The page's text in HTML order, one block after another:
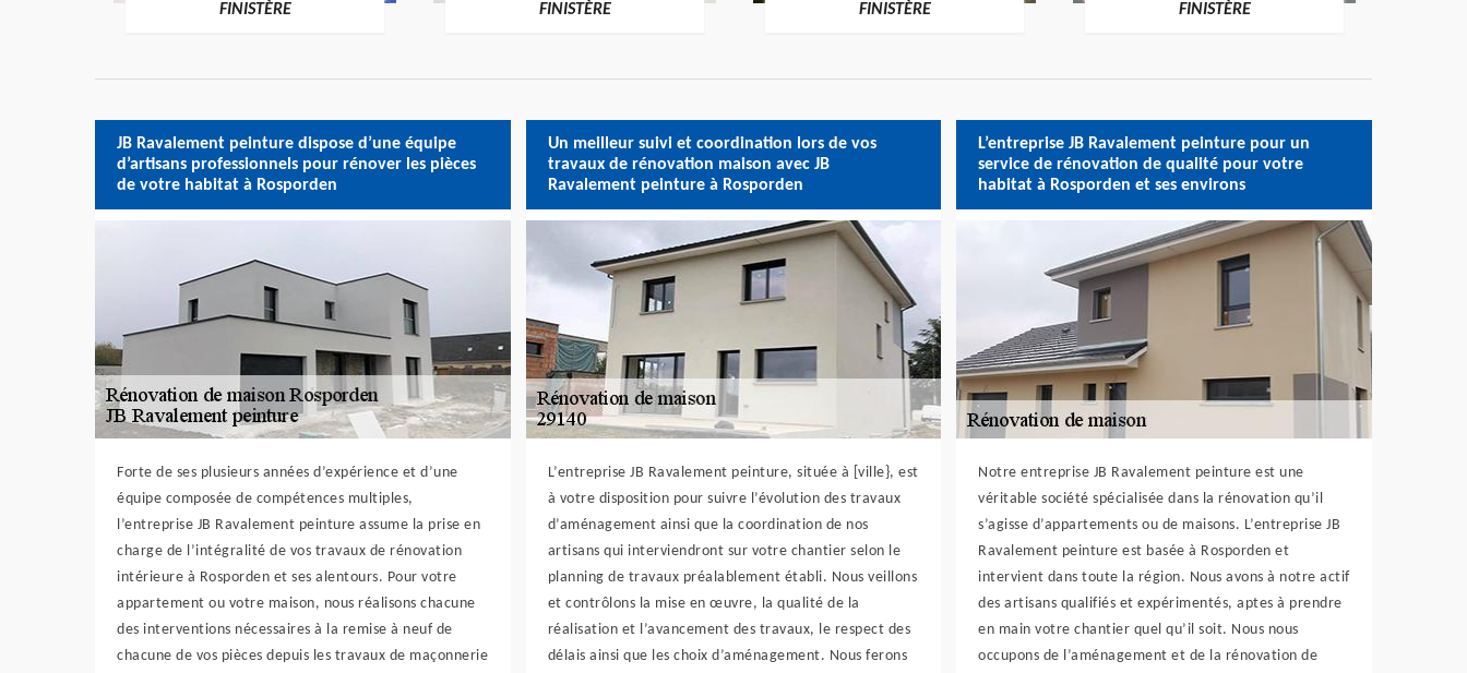
FINISTÈRE
FINISTÈRE
FINISTÈRE
FINISTÈRE
JB Ravalement peinture dispose d’une équipe
d’artisans professionnels pour rénover les pièces
de votre habitat à Rosporden
Forte de ses plusieurs années d’expérience et d’une
équipe composée de compétences multiples,
l’entreprise JB Ravalement peinture assume la prise en
charge de l’intégralité de vos travaux de rénovation
intérieure à Rosporden et ses alentours. Pour votre
appartement ou votre maison, nous réalisons chacune
des interventions nécessaires à la remise à neuf de
chacune de vos pièces depuis les travaux de maçonnerie
Un meilleur suivi et coordination lors de vos
travaux de rénovation maison avec JB
Ravalement peinture à Rosporden
L’entreprise JB Ravalement peinture, située à [ville}, est
à votre disposition pour suivre l’évolution des travaux
d’aménagement ainsi que la coordination de nos
artisans qui interviendront sur votre chantier selon le
planning de travaux préalablement établi. Nous veillons
et contrôlons la mise en œuvre, la qualité de la
réalisation et l’avancement des travaux, le respect des
délais ainsi que les choix d’aménagement. Nous ferons
L’entreprise JB Ravalement peinture pour un
service de rénovation de qualité pour votre
habitat à Rosporden et ses environs
Notre entreprise JB Ravalement peinture est une
véritable société spécialisée dans la rénovation qu’il
s’agisse d’appartements ou de maisons. L’entreprise JB
Ravalement peinture est basée à Rosporden et
intervient dans toute la région. Nous avons à notre actif
des artisans qualifiés et expérimentés, aptes à prendre
en main votre chantier quel qu’il soit. Nous nous
occupons de l’aménagement et de la rénovation de